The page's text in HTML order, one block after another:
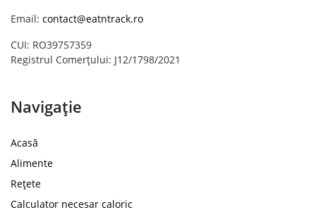
Email: contact@eatntrack.ro
CUI: RO39757359
Registrul Comerțului: J12/1798/2021
Navigație
Acasă
Alimente
Rețete
Calculator necesar caloric